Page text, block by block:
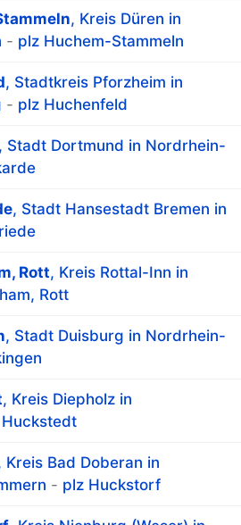
, Kreis Düren in
- plz Huchem-Stammeln
, Stadtkreis Pforzheim in
- plz Huchenfeld
, Stadt Dortmund in Nordrhein-
, Stadt Hansestadt Bremen in
Rott, Kreis Rottal-Inn in
Rott
, Stadt Duisburg in Nordrhein-
, Kreis Diepholz in
Kreis Bad Doberan in
- plz Huckstorf